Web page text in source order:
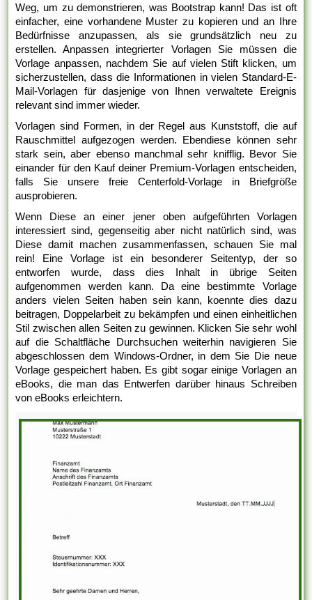
Weg, um zu demonstrieren, was Bootstrap kann! Das ist oft
einfacher, eine vorhandene Muster zu kopieren und an Ihre
Bedürfnisse anzupassen, als sie grundsätzlich neu zu
erstellen. Anpassen integrierter Vorlagen Sie müssen die
Vorlage anpassen, nachdem Sie auf vielen Stift klicken, um
sicherzustellen, dass die Informationen in vielen Standard-E-
Mail-Vorlagen für dasjenige von Ihnen verwaltete Ereignis
relevant sind immer wieder.
Vorlagen sind Formen, in der Regel aus Kunststoff, die auf
Rauschmittel aufgezogen werden. Ebendiese können sehr
stark sein, aber ebenso manchmal sehr knifflig. Bevor Sie
einander für den Kauf deiner Premium-Vorlagen entscheiden,
falls Sie unsere freie Centerfold-Vorlage in Briefgröße
ausprobieren.
Wenn Diese an einer jener oben aufgeführten Vorlagen
interessiert sind, gegenseitig aber nicht natürlich sind, was
Diese damit machen zusammenfassen, schauen Sie mal
rein! Eine Vorlage ist ein besonderer Seitentyp, der so
entworfen wurde, dass dies Inhalt in übrige Seiten
aufgenommen werden kann. Da eine bestimmte Vorlage
anders vielen Seiten haben sein kann, koennte dies dazu
beitragen, Doppelarbeit zu bekämpfen und einen einheitlichen
Stil zwischen allen Seiten zu gewinnen. Klicken Sie sehr wohl
auf die Schaltfläche Durchsuchen weiterhin navigieren Sie
abgeschlossen dem Windows-Ordner, in dem Sie Die neue
Vorlage gespeichert haben. Es gibt sogar einige Vorlagen an
eBooks, die man das Entwerfen darüber hinaus Schreiben
von eBooks erleichtern.